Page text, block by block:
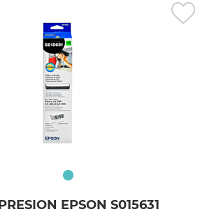
EPSON S015631